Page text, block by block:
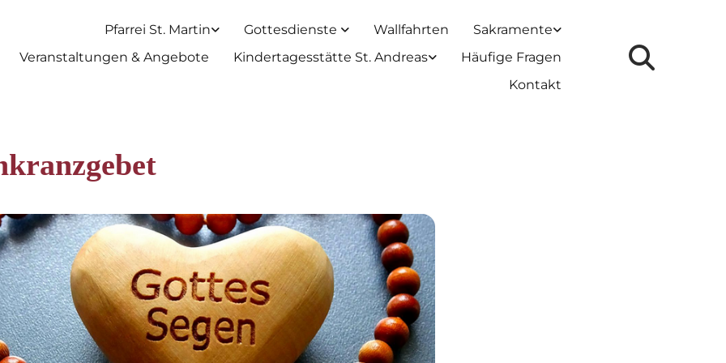
Pfarrei St. Martin Gottesdienste Wallfahrten
Sakramente
Veranstaltungen & Angebote
Kindertagesstätte St. Andreas
Häufige Fragen
Kontakt